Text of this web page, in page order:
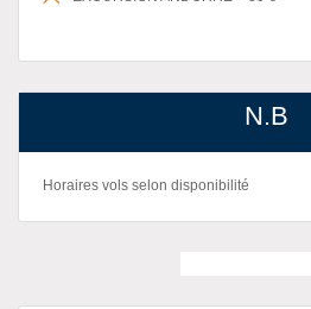
N.B
Horaires vols selon disponibilité